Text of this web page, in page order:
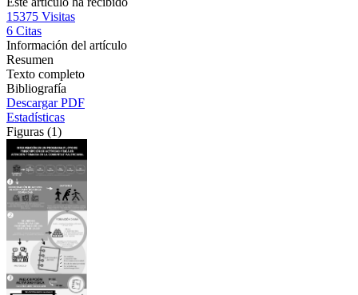
15375 Visitas
6 Citas
Información del artículo
Resumen
Texto completo
Bibliografía
Descargar PDF
Estadísticas
Figuras (1)